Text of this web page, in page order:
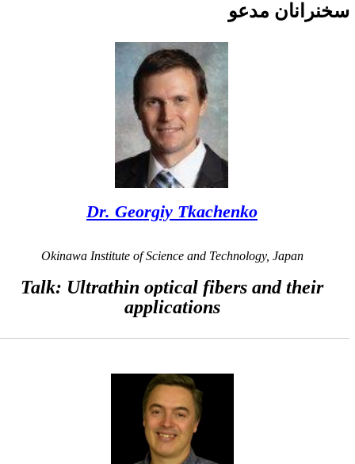
مدعو
Dr. Georgiy Tkachenko
Okinawa Institute of Science and Technology, Japan
Talk: Ultrathin optical fibers and their
applications